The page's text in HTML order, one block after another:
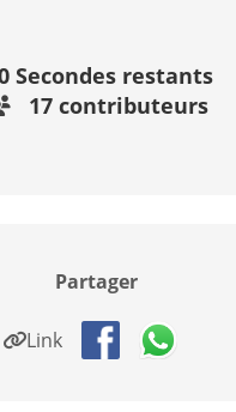
Secondes restants
17 contributeurs
Partager
Link